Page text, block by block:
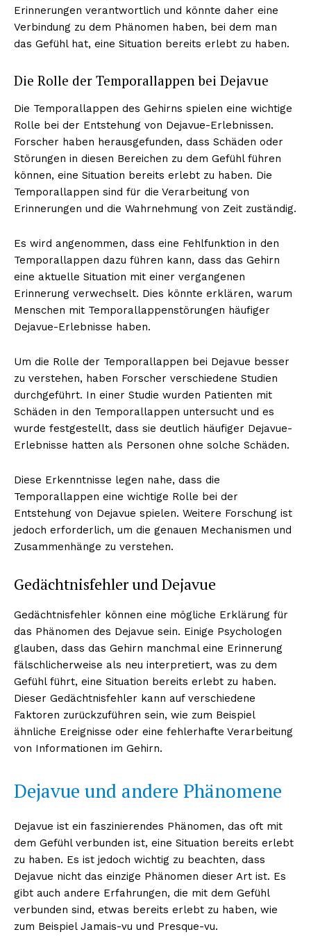
Erinnerungen verantwortlich und könnte daher eine
Verbindung zu dem Phänomen haben, bei dem man
das Gefühl hat, eine Situation bereits erlebt zu haben.
Die Rolle der Temporallappen bei Dejavue
Die Temporallappen des Gehirns spielen eine wichtige
Rolle bei der Entstehung von Dejavue-Erlebnissen.
Forscher haben herausgefunden, dass Schäden oder
Störungen in diesen Bereichen zu dem Gefühl führen
können, eine Situation bereits erlebt zu haben. Die
Temporallappen sind für die Verarbeitung von
Erinnerungen und die Wahrnehmung von Zeit zuständig.
Es wird angenommen, dass eine Fehlfunktion in den
Temporallappen dazu führen kann, dass das Gehirn
eine aktuelle Situation mit einer vergangenen
Erinnerung verwechselt. Dies könnte erklären, warum
Menschen mit Temporallappenstörungen häufiger
Dejavue-Erlebnisse haben.
Um die Rolle der Temporallappen bei Dejavue besser
zu verstehen, haben Forscher verschiedene Studien
durchgeführt. In einer Studie wurden Patienten mit
Schäden in den Temporallappen untersucht und es
wurde festgestellt, dass sie deutlich häufiger Dejavue-
Erlebnisse hatten als Personen ohne solche Schäden.
Diese Erkenntnisse legen nahe, dass die
Temporallappen eine wichtige Rolle bei der
Entstehung von Dejavue spielen. Weitere Forschung ist
jedoch erforderlich, um die genauen Mechanismen und
Zusammenhänge zu verstehen.
Gedächtnisfehler und Dejavue
Gedächtnisfehler können eine mögliche Erklärung für
das Phänomen des Dejavue sein. Einige Psychologen
glauben, dass das Gehirn manchmal eine Erinnerung
fälschlicherweise als neu interpretiert, was zu dem
Gefühl führt, eine Situation bereits erlebt zu haben.
Dieser Gedächtnisfehler kann auf verschiedene
Faktoren zurückzuführen sein, wie zum Beispiel
ähnliche Ereignisse oder eine fehlerhafte Verarbeitung
von Informationen im Gehirn.
Dejavue und andere Phänomene
Dejavue ist ein faszinierendes Phänomen, das oft mit
dem Gefühl verbunden ist, eine Situation bereits erlebt
zu haben. Es ist jedoch wichtig zu beachten, dass
Dejavue nicht das einzige Phänomen dieser Art ist. Es
gibt auch andere Erfahrungen, die mit dem Gefühl
verbunden sind, etwas bereits erlebt zu haben, wie
zum Beispiel Jamais-vu und Presque-vu.